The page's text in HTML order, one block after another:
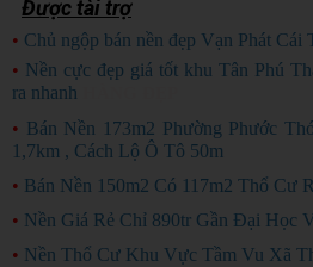
Được tài trợ
• Chủ ngộp bán nền đẹp Vạn Phát Cái
• Nền cực đẹp giá tốt khu Tân Phú
ra nhanh
• Bán Nền 173m2 Phường Phước
1,7km , Cách Lộ Ô Tô 50m
• Bán Nền 150m2 Có 117m2 Thổ Cư
• Nền Giá Rẻ Chỉ 890tr Gần Đại Học
• Nền Thổ Cư Khu Vực Tầm Vu Xã